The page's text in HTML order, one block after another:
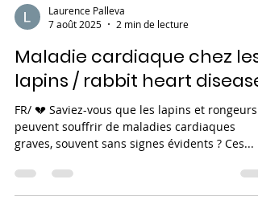
7 août 2025
2 min de lecture
Maladie cardiaque chez les
lapins / rabbit heart disease
FR/ 💔 Saviez-vous que les lapins et rongeurs
graves, souvent sans signes évidents ? Ces...